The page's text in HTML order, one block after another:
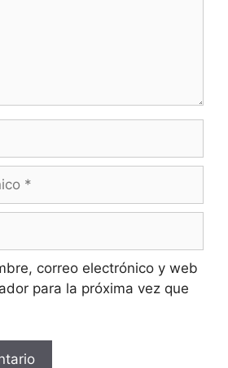
correo electrónico y web
para la próxima vez que